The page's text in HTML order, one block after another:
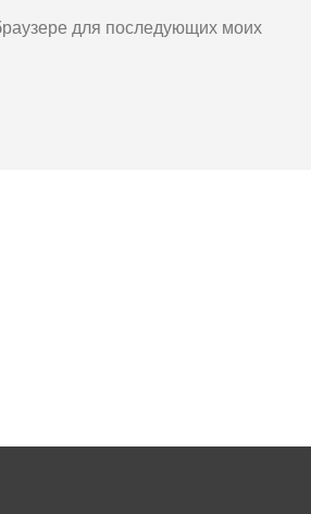
для последующих моих